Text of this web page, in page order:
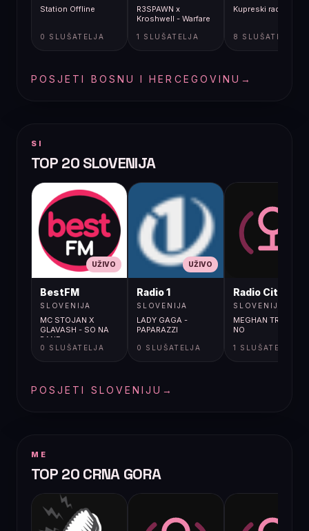
Station Offline
0 SLUŠATELJA
R3SPAWN x
Kroshwell - Warfare
1 SLUŠATELJA
Kupreski radio
8 SLUŠATELJA
POSJETI BOSNU I HERCEGOVINU →
SI
TOP 20 SLOVENIJA
UŽIVO
BestFM
SLOVENIJA
MC STOJAN X
GLAVASH - SO NA
RANE
0 SLUŠATELJA
UŽIVO
Radio 1
SLOVENIJA
LADY GAGA -
PAPARAZZI
0 SLUŠATELJA
Radio City
SLOVENIJA
MEGHAN TRAINOR /
NO
1 SLUŠATELJA
POSJETI SLOVENIJU →
ME
TOP 20 CRNA GORA